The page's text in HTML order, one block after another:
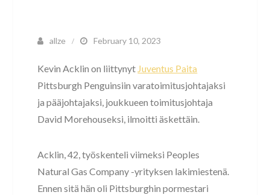
allze February 10, 2023
Kevin Acklin on liittynyt Juventus Paita
Pittsburgh Penguinsiin varatoimitusjohtajaksi
ja pääjohtajaksi, joukkueen toimitusjohtaja
David Morehouseksi, ilmoitti äskettäin.
Acklin, 42, työskenteli viimeksi Peoples
Natural Gas Company -yrityksen lakimiestenä.
Ennen sitä hän oli Pittsburghin pormestari